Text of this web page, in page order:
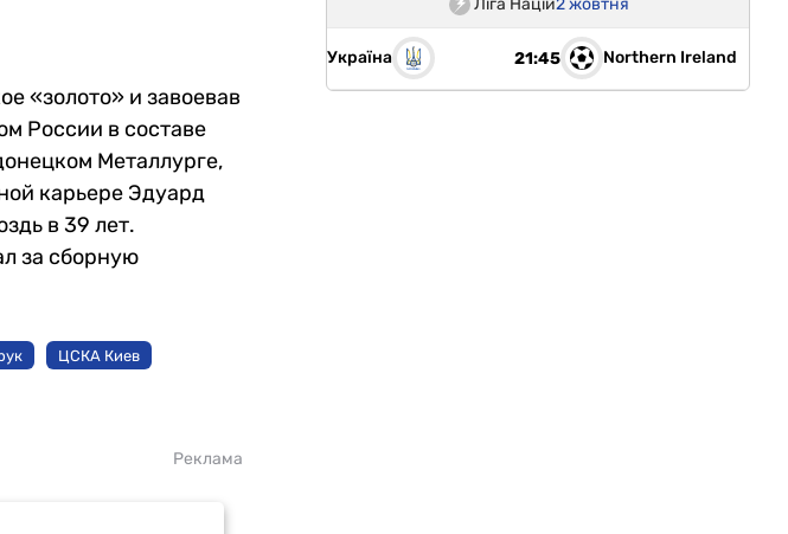
«золото» и завоевав
России в составе
Металлурге,
карьере Эдуард
в 39 лет.
за сборную
ЦСКА Киев
Реклама
Ліга Націй2 жовтня
Україна 21:45 Northern Ireland